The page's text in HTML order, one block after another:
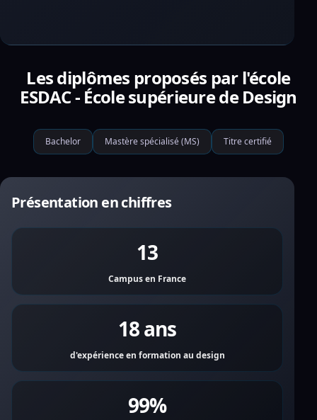
Les diplômes proposés par l'école
ESDAC - École supérieure de Design
Bachelor Mastère spécialisé (MS) Titre certifié
Présentation en chiffres
13
Campus en France
18 ans
d'expérience en formation au design
99%